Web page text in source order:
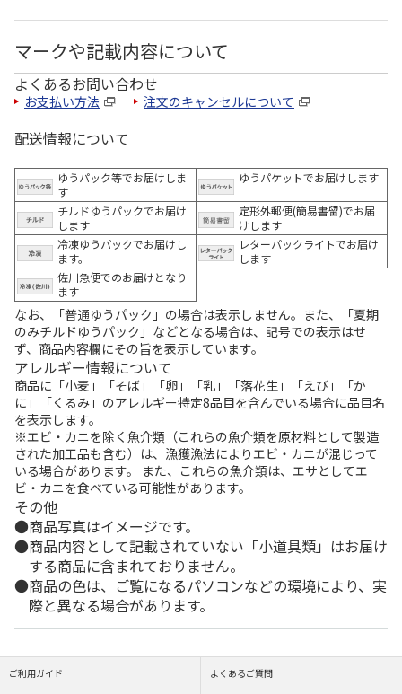
マークや記載内容について
よくあるお問い合わせ
お支払い方法 注文のキャンセルについて
配送情報について
ゆうパック等でお届けしま
す
ゆうパケットでお届けします
チルドゆうパックでお届け
します
定形外郵便(簡易書留)でお届
けします
冷凍ゆうパックでお届けし
ます。
レターパックライトでお届け
します
佐川急便でのお届けとなり
ます
なお、「普通ゆうパック」の場合は表示しません。また、「夏期
のみチルドゆうパック」などとなる場合は、記号での表示はせ
ず、商品内容欄にその旨を表示しています。
アレルギー情報について
商品に「小麦」「そば」「卵」「乳」「落花生」「えび」「か
に」「くるみ」のアレルギー特定8品目を含んでいる場合に品目名
を表示します。
※エビ・カニを除く魚介類（これらの魚介類を原材料として製造
された加工品も含む）は、漁獲漁法によりエビ・カニが混じって
いる場合があります。 また、これらの魚介類は、エサとしてエ
ビ・カニを食べている可能性があります。
その他
商品写真はイメージです。
商品内容として記載されていない「小道具類」はお届け
する商品に含まれておりません。
商品の色は、ご覧になるパソコンなどの環境により、実
際と異なる場合があります。
ご利用ガイド よくあるご質問